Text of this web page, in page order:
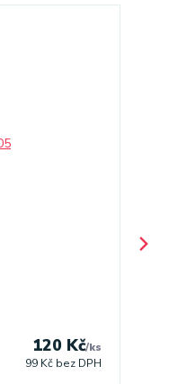
120 Kč/ks
99 Kč bez DPH